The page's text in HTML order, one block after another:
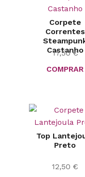
Corpete
Correntes
Castanho
17,50€
COMPRAR
Top
Preto
12,50 €